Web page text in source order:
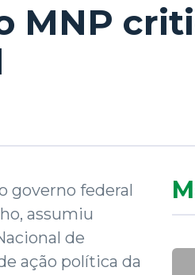
MNP
governo federal
assumiu
de
ação política da